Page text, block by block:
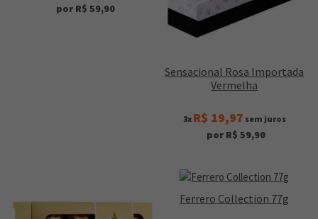
por R$ 59,90
Sensacional Rosa Importada
Vermelha
3x R$ 19,97 sem juros
por R$ 59,90
Ferrero Collection 77g